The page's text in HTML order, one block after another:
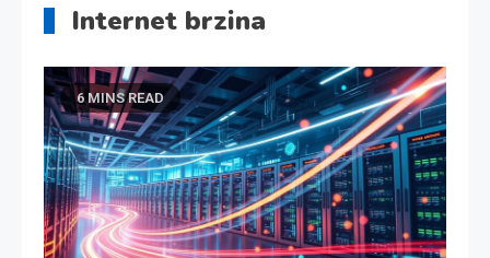
Internet brzina
6 MINS READ